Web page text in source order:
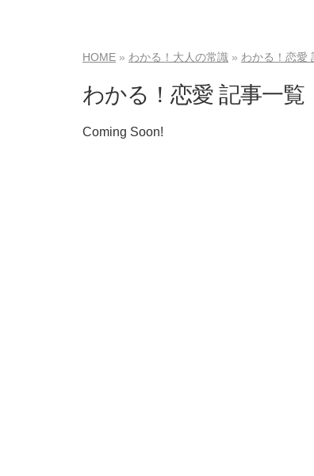
HOME わかる！大人の常識 わかる！恋愛
わかる！恋愛 記事一覧
Coming Soon!